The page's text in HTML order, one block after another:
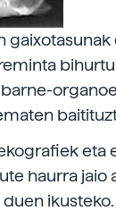
eta
haurra jaio
ikusteko.